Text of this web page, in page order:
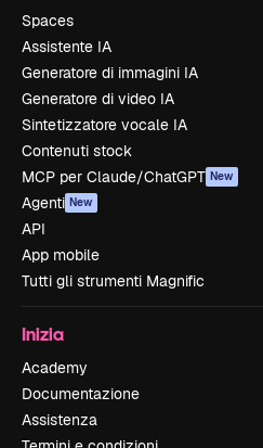
Spaces
Assistente IA
Generatore di immagini IA
Generatore di video IA
Sintetizzatore vocale IA
Contenuti stock
MCP per Claude/ChatGPT New
Agenti New
API
App mobile
Tutti gli strumenti Magnific
Inizia
Academy
Documentazione
Assistenza